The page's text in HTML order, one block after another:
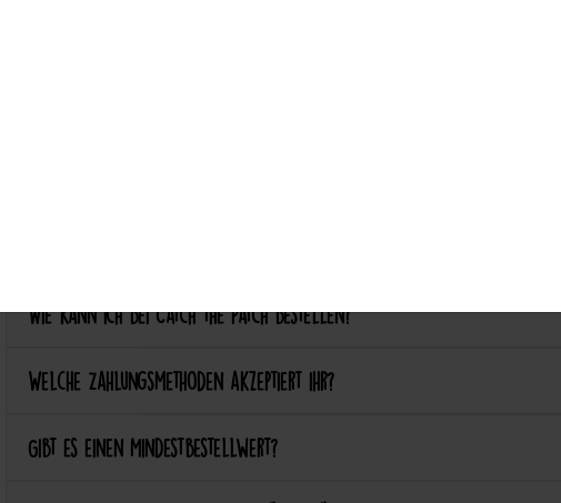
Wie kann ich bei Catch the Patch bestellen?
Welche Zahlungsmethoden akzeptiert ihr?
Gibt es einen Mindestbestellwert?